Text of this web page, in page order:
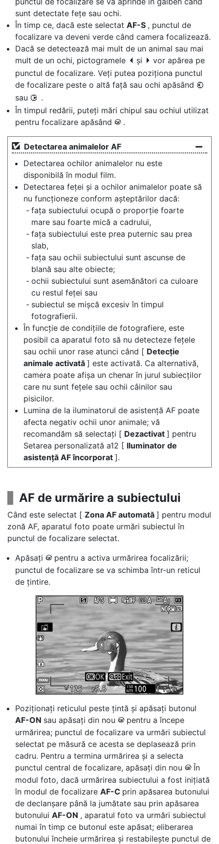
sunt detectate fețe sau ochi.
În timp ce, dacă este selectat AF-S , punctul de
focalizare va deveni verde când camera focalizează.
Dacă se detectează mai mult de un animal sau mai
mult de un ochi, pictogramele e și f vor apărea pe
punctul de focalizare. Veți putea poziționa punctul
de focalizare peste o altă față sau ochi apăsând 4
sau 2 .
În timpul redării, puteți mări chipul sau ochiul utilizat
pentru focalizare apăsând J .
Detectarea animalelor AF
Detectarea ochilor animalelor nu este
disponibilă în modul film.
Detectarea feței și a ochilor animalelor poate să
nu funcționeze conform așteptărilor dacă:
fața subiectului ocupă o proporție foarte
mare sau foarte mică a cadrului,
fața subiectului este prea puternic sau prea
slab,
fața sau ochii subiectului sunt ascunse de
blană sau alte obiecte;
ochii subiectului sunt asemănători ca culoare
cu restul feței sau
subiectul se mișcă excesiv în timpul
fotografierii.
În funcție de condițiile de fotografiere, este
posibil ca aparatul foto să nu detecteze fețele
sau ochii unor rase atunci când [ Detecție
animale activată ] este activată. Ca alternativă,
camera poate afișa un chenar în jurul subiecților
care nu sunt fețele sau ochii câinilor sau
pisicilor.
Lumina de la iluminatorul de asistență AF poate
afecta negativ ochii unor animale; vă
recomandăm să selectați [ Dezactivat ] pentru
Setarea personalizată a12 [ Iluminator de
asistență AF încorporat ].
AF de urmărire a subiectului
Când este selectat [ Zona AF automată ] pentru modul
zonă AF, aparatul foto poate urmări subiectul în
punctul de focalizare selectat.
Apăsați J pentru a activa urmărirea focalizării;
punctul de focalizare se va schimba într-un reticul
de țintire.
Poziționați reticulul peste țintă și apăsați butonul
AF-ON sau apăsați din nou J pentru a începe
urmărirea; punctul de focalizare va urmări subiectul
selectat pe măsură ce acesta se deplasează prin
cadru. Pentru a termina urmărirea și a selecta
punctul central de focalizare, apăsați din nou J În
modul foto, dacă urmărirea subiectului a fost inițiată
în modul de focalizare AF-C prin apăsarea butonului
de declanșare până la jumătate sau prin apăsarea
butonului AF-ON , aparatul foto va urmări subiectul
numai în timp ce butonul este apăsat; eliberarea
butonului încheie urmărirea și restabilește punctul de